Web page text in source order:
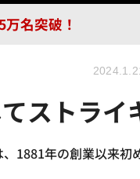
名突破！その他
ストライ
1881年の創業以来初